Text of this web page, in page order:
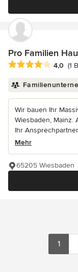
Pro Familien
Durchschnittliche
4,0 (1
Wir bauen Ihr
Wiesbaden, Mainz.
Ihr
Mehr
65205 Wiesbaden
1